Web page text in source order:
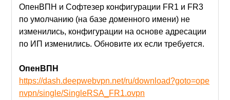
ОпенВПН и Софтезер конфигурации FR1 и FR3
по умолчанию (на базе доменного имени) не
изменились, конфигурации на основе адресации
по ИП изменились. Обновите их если требуется.
ОпенВПН
https://dash.deepwebvpn.net/ru/download?goto=ope
nvpn/single/SingleRSA_FR1.ovpn